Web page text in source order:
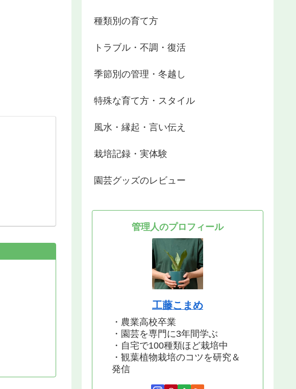
種類別の育て方
トラブル・不調・復活
季節別の管理・冬越し
特殊な育て方・スタイル
風水・縁起・言い伝え
栽培記録・実体験
園芸グッズのレビュー
管理人のプロフィール
工藤こまめ
・農業高校卒業
・園芸を専門に3年間学ぶ
・自宅で100種類ほど栽培中
・観葉植物栽培のコツを研究＆
発信